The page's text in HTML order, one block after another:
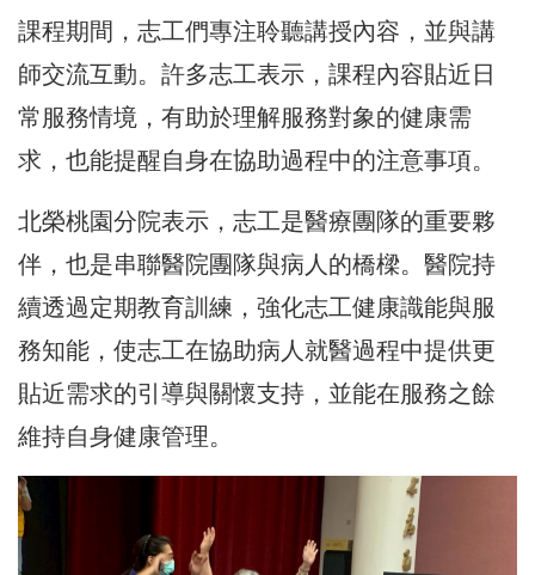
課程期間，志工們專注聆聽講授內容，並與講
師交流互動。許多志工表示，課程內容貼近日
常服務情境，有助於理解服務對象的健康需
求，也能提醒自身在協助過程中的注意事項。
北榮桃園分院表示，志工是醫療團隊的重要夥
伴，也是串聯醫院團隊與病人的橋樑。醫院持
續透過定期教育訓練，強化志工健康識能與服
務知能，使志工在協助病人就醫過程中提供更
貼近需求的引導與關懷支持，並能在服務之餘
維持自身健康管理。